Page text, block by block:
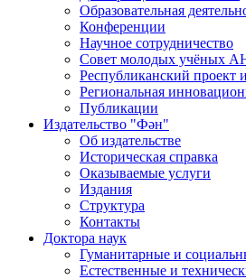
Образовательная
Конференции
Научное сотрудничество
Совет молодых учёных
Республиканский проект
Региональная
Публикации
Издательство "Фән"
Об издательстве
Историческая справка
Оказываемые услуги
Издания
Структура
Контакты
Доктора наук
Гуманитарные и
Естественные и